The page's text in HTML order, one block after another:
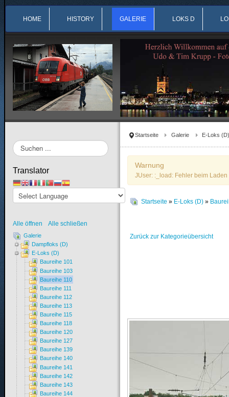
HOME HISTORY GALERIE LOKS D
Startseite Galerie E-Loks (D)
Warnung
JUser: :_load: Fehler beim
Startseite » E-Loks (D) »
Zurück zur Kategorieübersicht
Suchen
...
Translator
Alle öffnen Alle schließen
Galerie
Dampfloks (D)
E-Loks (D)
Baureihe 101
Baureihe 103
Baureihe 110
Baureihe 111
Baureihe 112
Baureihe 113
Baureihe 115
Baureihe 118
Baureihe 120
Baureihe 127
Baureihe 139
Baureihe 140
Baureihe 141
Baureihe 142
Baureihe 143
Baureihe 144